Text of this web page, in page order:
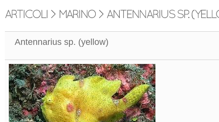
Antennarius sp. (yellow)